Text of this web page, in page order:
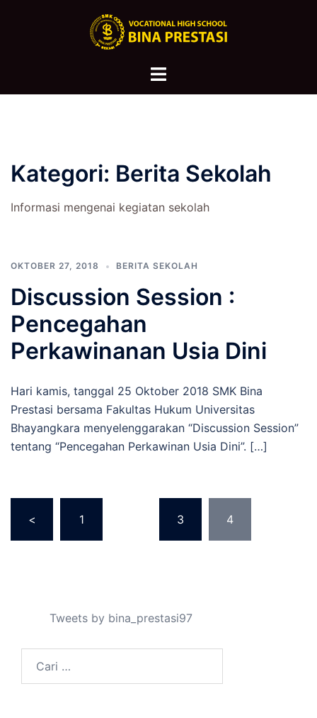
Menu
Kategori: Berita Sekolah
Informasi mengenai kegiatan sekolah
OKTOBER 27, 2018 BERITA SEKOLAH
Discussion Session :
Pencegahan
Perkawinanan Usia Dini
Hari kamis, tanggal 25 Oktober 2018 SMK Bina
Prestasi bersama Fakultas Hukum Universitas
Bhayangkara menyelenggarakan “Discussion Session”
tentang “Pencegahan Perkawinan Usia Dini”. […]
pos
< 1 3 4
Tweets by bina_prestasi97
untuk: